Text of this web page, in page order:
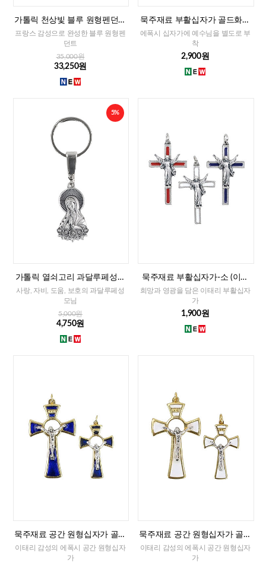
가톨릭 천상빛 블루 원형펜던트
(프랑스)
프랑스 감성으로 완성한 블루 원형펜
던트
35,000원
33,250원
묵주재료 부활십자가 골드화이
트(이태리)-소
에폭시 십자가에 예수님을 별도로 부
착
2,900원
5%
가톨릭 열쇠고리 과달루페성모
(이태리)
사랑, 자비, 도움, 보호의 과달루페성
모님
5,000원
4,750원
묵주재료 부활십자가-소 (이태
리)-레드,화이트,블루
희망과 영광을 담은 이태리 부활십자
가
1,900원
묵주재료 공간 원형십자가 골드
화블루(이태리)-대,소
이태리 감성의 에폭시 공간 원형십자
가
묵주재료 공간 원형십자가 골드
화이트(이태리)-대,소
이태리 감성의 에폭시 공간 원형십자
가